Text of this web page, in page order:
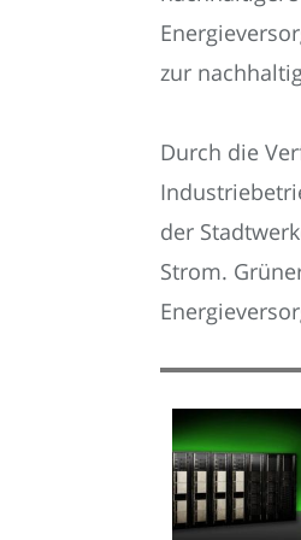
zur
Durch die
der
Strom.